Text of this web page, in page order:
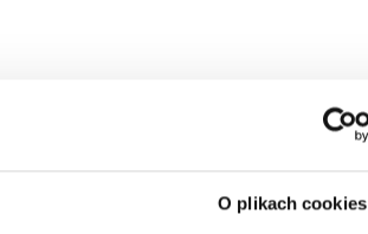
O plikach cookies